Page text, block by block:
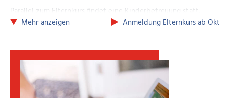
Parallel zum Elternkurs findet eine Kinderbetreuung statt.
Die Kurse beginnen immer im Frühling und im Herbst und
können sich direkt in der Arche anmelden. Die Kosten
übernimmt das Jugendamt.
Bei weiteren Fragen wenden Sie sich bitte an die oben
angegebenen Kontakte.
Mehr anzeigen Anmeldung Elternkurs ab